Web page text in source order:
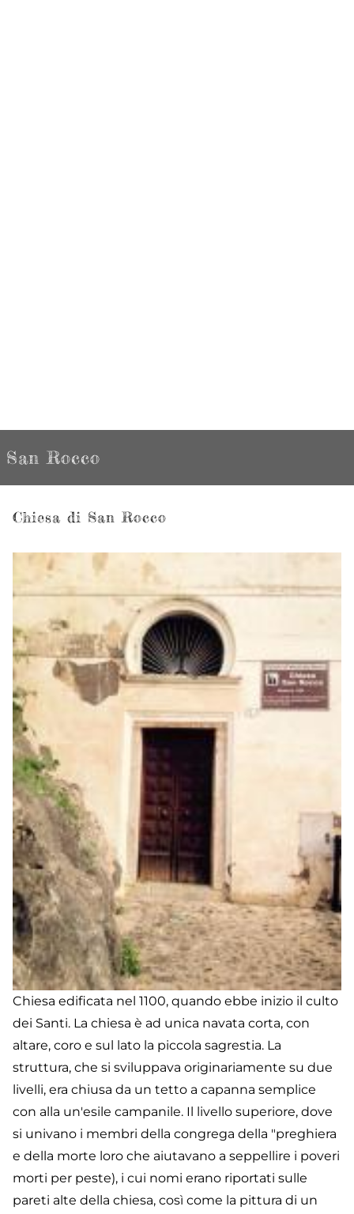
San Rocco
Chiesa di San Rocco
Chiesa edificata nel 1100, quando ebbe inizio il culto
dei Santi. La chiesa è ad unica navata corta, con
altare, coro e sul lato la piccola sagrestia. La
struttura, che si sviluppava originariamente su due
livelli, era chiusa da un tetto a capanna semplice
con alla un'esile campanile. Il livello superiore, dove
si univano i membri della congrega della "preghiera
e della morte loro che aiutavano a seppellire i poveri
morti per peste), i cui nomi erano riportati sulle
pareti alte della chiesa, così come la pittura di un